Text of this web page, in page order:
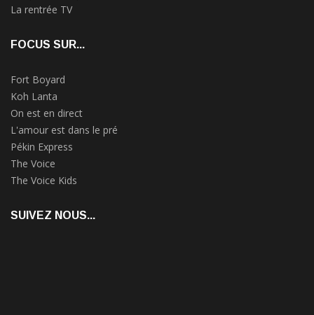
La rentrée TV
FOCUS SUR...
Fort Boyard
Koh Lanta
On est en direct
L'amour est dans le pré
Pékin Express
The Voice
The Voice Kids
SUIVEZ NOUS...